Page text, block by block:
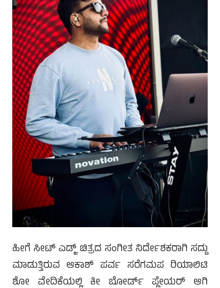
ಹೀಗೆ ಸೀಟ್ ಎಡ್ಜ್ ಚಿತ್ರದ ಸಂಗೀತ ನಿರ್ದೇಶಕರಾಗಿ ಸದ್ದು
ಮಾಡುತ್ತಿರುವ ಆಕಾಶ್ ಪರ್ವ ಸರೆಗಮಪ ರಿಯಾಲಿಟಿ
ಶೋ ವೇದಿಕೆಯಲ್ಲಿ ಕೀ ಬೋರ್ಡ್ ಪ್ಲೇಯರ್ ಆಗಿ